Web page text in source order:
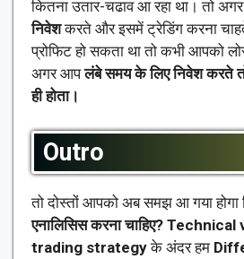
कितना उतार-चढाव आ रहा था। तो
निवेशकरते और इसमें ट्रेडिंग करना
प्रोफिट हो सकता था तो कभी आपको
अगर आपलंबे समय के लिए निवेश करते
ही होता।
Outro
तो दोस्तों आपको अब समझ आ गया होगा
एनालिसिस करना चाहिए? Technical
trading strategyके अंदर हम